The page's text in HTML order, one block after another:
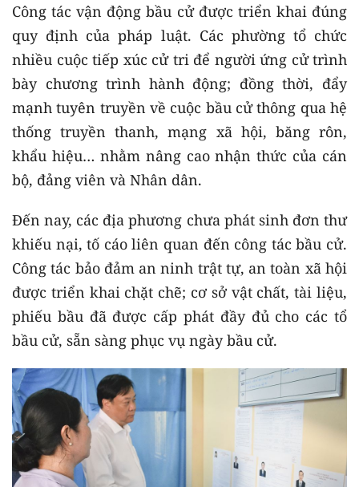
Công tác vận động bầu cử được triển khai đúng
quy định của pháp luật. Các phường tổ chức
nhiều cuộc tiếp xúc cử tri để người ứng cử trình
bày chương trình hành động; đồng thời, đẩy
mạnh tuyên truyền về cuộc bầu cử thông qua hệ
thống truyền thanh, mạng xã hội, băng rôn,
khẩu hiệu… nhằm nâng cao nhận thức của cán
bộ, đảng viên và Nhân dân.
Đến nay, các địa phương chưa phát sinh đơn thư
khiếu nại, tố cáo liên quan đến công tác bầu cử.
Công tác bảo đảm an ninh trật tự, an toàn xã hội
được triển khai chặt chẽ; cơ sở vật chất, tài liệu,
phiếu bầu đã được cấp phát đầy đủ cho các tổ
bầu cử, sẵn sàng phục vụ ngày bầu cử.